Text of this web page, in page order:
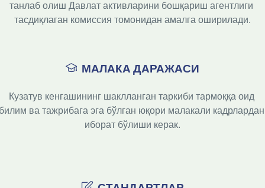
танлаб олиш Давлат активларини бошқариш агентлиги
тасдиқлаган комиссия томонидан амалга оширилади.
МАЛАКА ДАРАЖАСИ
Кузатув кенгашининг шаклланган таркиби тармоққа оид
ва тажрибага эга бўлган юқори малакали кадрлардан
иборат бўлиши керак.